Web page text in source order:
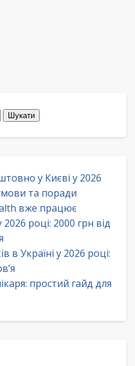
у Києві у 2026
та поради
вже працює
році: 2000 грн від
в Україні у 2026 році:
простий гайд для